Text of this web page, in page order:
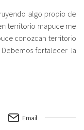
algo propio de
territorio mapuce me
conozcan territorio
fortalecer la
Email